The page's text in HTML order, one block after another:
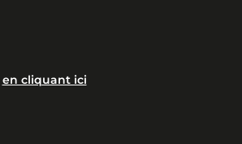
en cliquant ici